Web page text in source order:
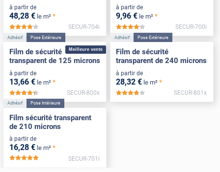
à partir de
48,28 € le m² *
*****
SECUR-704i
à partir de
9,96 € le m² *
*****
SECUR-700i
Meilleure vente
Adhésif Pose Extérieure
Film de sécurité
transparent de 125 microns
à partir de
13,66 € le m² *
*****
SECUR-800x
Adhésif Pose Extérieure
Film de sécurité
transparent de 240 microns
à partir de
28,32 € le m² *
*****
SECUR-801x
Adhésif Pose Intérieure
Film sécurité transparent
de 210 microns
à partir de
16,28 € le m² *
SECUR-701i